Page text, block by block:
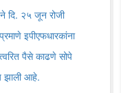
ने दि. २५ जून रोजी
इपीएफधारकांना
पैसे काढणे सोपे
झाली आहे.